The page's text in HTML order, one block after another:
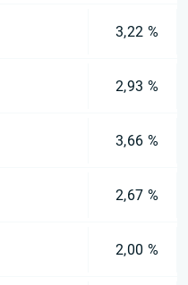
3,22 %
2,93 %
3,66 %
2,67 %
2,00 %